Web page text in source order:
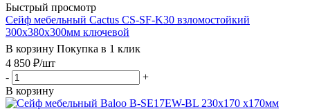
Быстрый просмотр
Сейф мебельный Cactus CS-SF-K30 взломостойкий
300x380x300мм ключевой
В корзину Покупка в 1 клик
4 850 ₽/шт
-
+
В корзину